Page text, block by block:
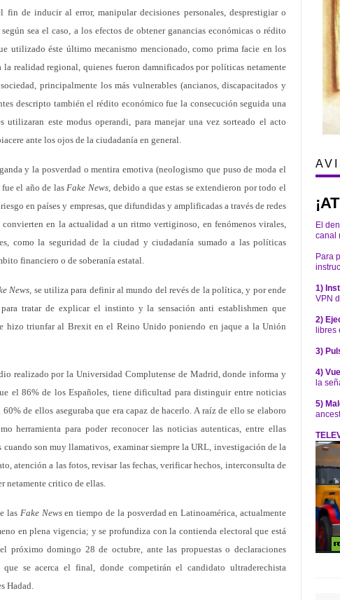
de inducir al error, manipular decisiones personales, desprestigiar o
sea el caso, a los efectos de obtener ganancias económicas o rédito
utilizado éste último mecanismo mencionado, como prima facie en los
realidad regional, quienes fueron damnificados por políticas netamente
principalmente los más vulnerables (ancianos, discapacitados y
descripto también el rédito económico fue la consecución seguida una
utilizaran este modus operandi, para manejar una vez sorteado el acto
ante los ojos de la ciudadanía en general.
y la posverdad o mentira emotiva (neologismo que puso de moda el
fue el año de lasFake News, debido a que estas se extendieron por todo el
en países y empresas, que difundidas y amplificadas a través de redes
en la actualidad a un ritmo vertiginoso, en fenómenos virales,
como la seguridad de la ciudad y ciudadanía sumado a las políticas
financiero o de soberanía estatal.
News, se utiliza para definir al mundo del revés de la política, y por ende
tratar de explicar el instinto y la sensación anti establishmen que
hizo triunfar al Brexit en el Reino Unido poniendo en jaque a la Unión
realizado por la Universidad Complutense de Madrid, donde informa y
el 86% de los Españoles, tiene dificultad para distinguir entre noticias
de ellos aseguraba que era capaz de hacerlo. A raíz de ello se elaboro
herramienta para poder reconocer las noticias autenticas, entre ellas
son muy llamativos, examinar siempre la URL, investigación de la
atención a las fotos, revisar las fechas, verificar hechos, interconsulta de
netamente critico de ellas.
las Fake Newsen tiempo de la posverdad en Latinoamérica, actualmente
en plena vigencia; y se profundiza con la contienda electoral que está
domingo 28 de octubre, ante las propuestas o declaraciones
se acerca el final, donde competirán el candidato ultraderechista
Hadad.
El
canal
Para
1)
VPN
2)
libres
3)
4)
la
5)